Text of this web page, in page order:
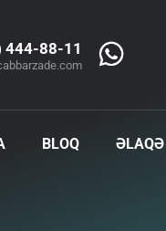
444-88-11
BLOQ ƏLAQƏ